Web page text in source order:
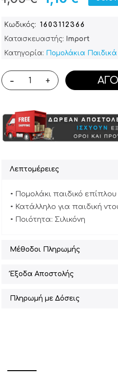
Κωδικός
1603112366
Κατασκευαστής:
Import
Κατηγορία: Πομολάκια Παιδικά
- +
Λεπτομέρειες
• Πομολάκι παιδικό επίπλου
• Κατάλληλο για παιδική
• Ποιότητα: Σιλικόνη
Μέθοδοι Πληρωμής
Έξοδα Αποστολής
Πληρωμή με Δόσεις